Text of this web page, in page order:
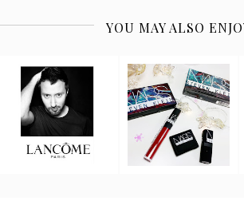
YOU MAY ALSO